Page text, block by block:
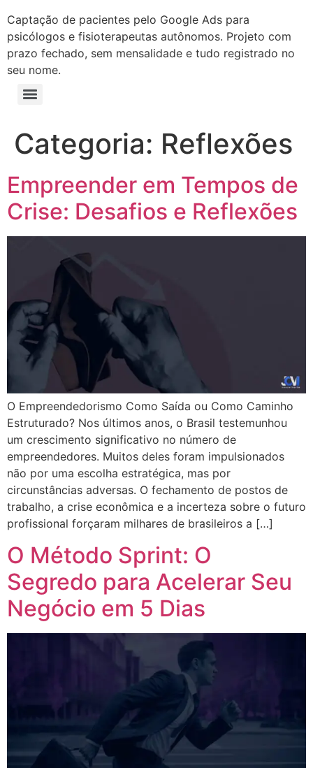
Captação de pacientes pelo Google Ads para
psicólogos e fisioterapeutas autônomos. Projeto com
prazo fechado, sem mensalidade e tudo registrado no
seu nome.
Categoria: Reflexões
Empreender em Tempos de
Crise: Desafios e Reflexões
O Empreendedorismo Como Saída ou Como Caminho
Estruturado? Nos últimos anos, o Brasil testemunhou
um crescimento significativo no número de
empreendedores. Muitos deles foram impulsionados
não por uma escolha estratégica, mas por
circunstâncias adversas. O fechamento de postos de
trabalho, a crise econômica e a incerteza sobre o futuro
profissional forçaram milhares de brasileiros a […]
O Método Sprint: O
Segredo para Acelerar Seu
Negócio em 5 Dias